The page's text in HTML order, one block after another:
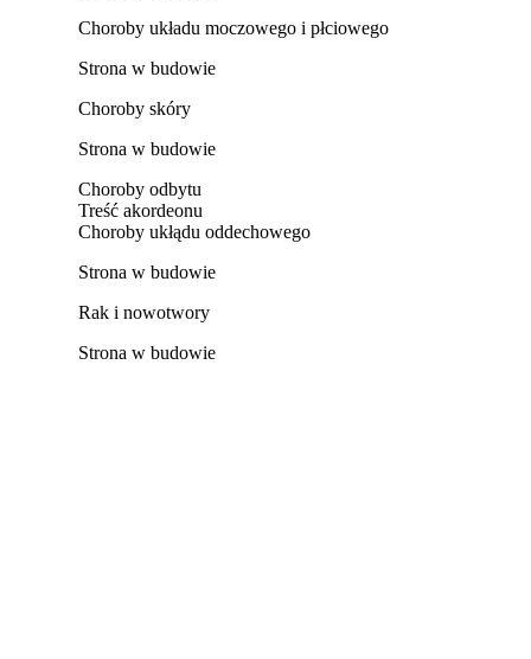
Choroby układu moczowego i płciowego
Strona w budowie
Choroby skóry
Strona w budowie
Choroby odbytu
Treść akordeonu
Choroby ukłądu oddechowego
Strona w budowie
Rak i nowotwory
Strona w budowie